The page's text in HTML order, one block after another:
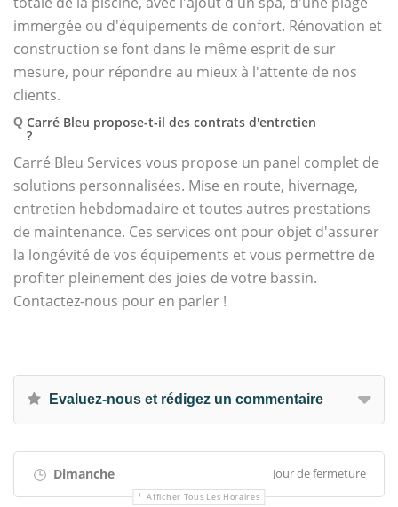
immergée ou d'équipements de confort. Rénovation et
construction se font dans le même esprit de sur
mesure, pour répondre au mieux à l'attente de nos
clients.
Q Carré Bleu propose-t-il des contrats d'entretien
?
Carré Bleu Services vous propose un panel complet de
solutions personnalisées. Mise en route, hivernage,
entretien hebdomadaire et toutes autres prestations
de maintenance. Ces services ont pour objet d'assurer
la longévité de vos équipements et vous permettre de
profiter pleinement des joies de votre bassin.
Contactez-nous pour en parler !
Evaluez-nous et rédigez un commentaire
Dimanche Jour de fermeture
Afficher Tous Les Horaires